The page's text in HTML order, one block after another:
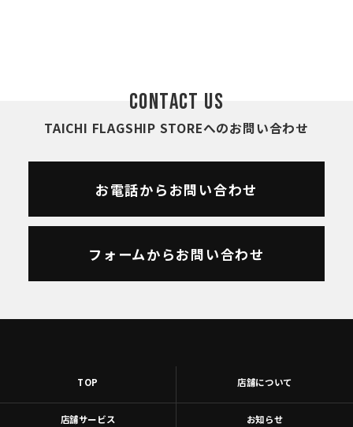
CONTACT US
TAICHI FLAGSHIP STOREへのお問い合わせ
お電話からお問い合わせ
フォームからお問い合わせ
TOP 店舗について
店舗サービス お知らせ